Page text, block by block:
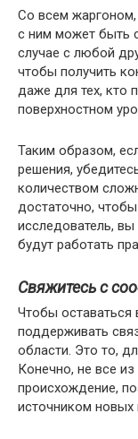
Со всем
с ним может быть
случае с любой
чтобы получить
даже для тех, кто
поверхностном
Таким образом,
решения,
количеством
достаточно,
исследователь,
будут работать
Свяжитесь с
Чтобы оставаться
поддерживать
области. Это то,
Конечно, не все
происхождение,
источником новых